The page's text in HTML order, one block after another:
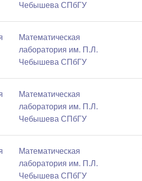
Чебышева СПбГУ
Математичеcкая
лаборатория им. П.Л.
Чебышева СПбГУ
Математичеcкая
лаборатория им. П.Л.
Чебышева СПбГУ
Математичеcкая
лаборатория им. П.Л.
Чебышева СПбГУ